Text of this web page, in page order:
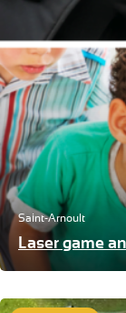
Saint-Arnoult
Laser game